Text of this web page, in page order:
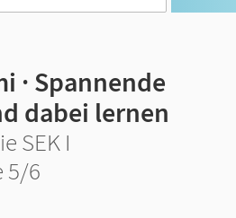
· Spannende
dabei lernen
SEK I
5/6